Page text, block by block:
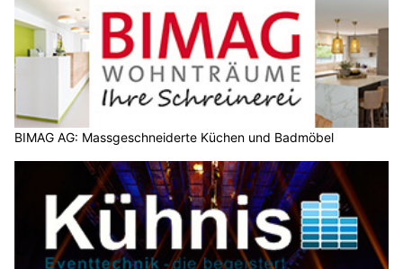
BIMAG AG: Massgeschneiderte Küchen und Badmöbel